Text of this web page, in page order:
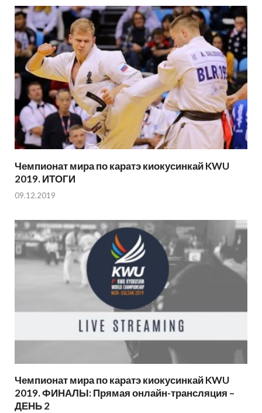
Чемпионат мира по каратэ киокусинкай KWU
2019. ИТОГИ
09.12.2019
Чемпионат мира по каратэ киокусинкай KWU
2019. ФИНАЛЫ: Прямая онлайн-трансляция –
ДЕНЬ 2